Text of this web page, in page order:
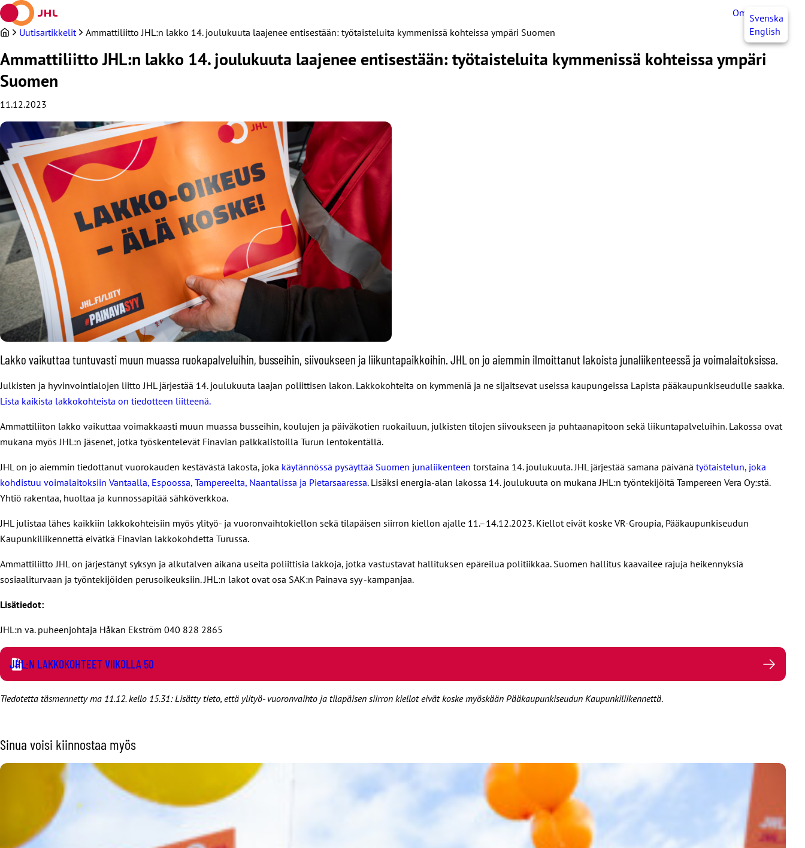
Siirry
sisältöön
OmaJHLSvenska
English
Uutisartikkelit Ammattiliitto JHL:n lakko 14. joulukuuta laajenee entisestään: työtaisteluita kymmenissä kohteissa ympäri Suomen
Ammattiliitto JHL:n lakko 14. joulukuuta laajenee entisestään: työtaisteluita kymmenissä kohteissa ympäri
Suomen
11.12.2023
Lakko vaikuttaa tuntuvasti muun muassa ruokapalveluihin, busseihin, siivoukseen ja liikuntapaikkoihin. JHL on jo aiemmin ilmoittanut lakoista junaliikenteessä ja voimalaitoksissa.
Julkisten ja hyvinvointialojen liitto JHL järjestää 14. joulukuuta laajan poliittisen lakon. Lakkokohteita on kymmeniä ja ne sijaitsevat useissa kaupungeissa Lapista pääkaupunkiseudulle saakka.
Lista kaikista lakkokohteista on tiedotteen liitteenä.
Ammattiliiton lakko vaikuttaa voimakkaasti muun muassa busseihin, koulujen ja päiväkotien ruokailuun, julkisten tilojen siivoukseen ja puhtaanapitoon sekä liikuntapalveluihin. Lakossa ovat
mukana myös JHL:n jäsenet, jotka työskentelevät Finavian palkkalistoilla Turun lentokentällä.
JHL on jo aiemmin tiedottanut vuorokauden kestävästä lakosta, joka käytännössä pysäyttää Suomen junaliikenteen torstaina 14. joulukuuta. JHL järjestää samana päivänä työtaistelun, joka
kohdistuu voimalaitoksiin Vantaalla, Espoossa, Tampereelta, Naantalissa ja Pietarsaaressa. Lisäksi energia-alan lakossa 14. joulukuuta on mukana JHL:n työntekijöitä Tampereen Vera Oy:stä.
Yhtiö rakentaa, huoltaa ja kunnossapitää sähköverkkoa.
JHL julistaa lähes kaikkiin lakkokohteisiin myös ylityö- ja vuoronvaihtokiellon sekä tilapäisen siirron kiellon ajalle 11.–14.12.2023. Kiellot eivät koske VR-Groupia, Pääkaupunkiseudun
Kaupunkiliikennettä eivätkä Finavian lakkokohdetta Turussa.
Ammattiliitto JHL on järjestänyt syksyn ja alkutalven aikana useita poliittisia lakkoja, jotka vastustavat hallituksen epäreilua politiikkaa. Suomen hallitus kaavailee rajuja heikennyksiä
sosiaaliturvaan ja työntekijöiden perusoikeuksiin. JHL:n lakot ovat osa SAK:n Painava syy -kampanjaa.
Lisätiedot:
JHL:n va. puheenjohtaja Håkan Ekström 040 828 2865
JHL:N LAKKOKOHTEET VIIKOLLA 50
Tiedotetta täsmennetty ma 11.12. kello 15.31: Lisätty tieto, että ylityö- vuoronvaihto ja tilapäisen siirron kiellot eivät koske myöskään Pääkaupunkiseudun Kaupunkiliikennettä.
Sinua voisi kiinnostaa myös